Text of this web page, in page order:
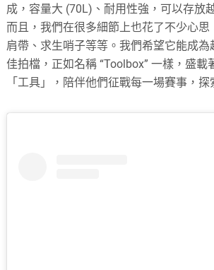
成，容量大 (70L)、耐用性強，可以存放
而且，我們在很多細節上也花了不少心思
肩帶、求生哨子等等。我們希望它能成為
佳拍檔，正如名稱 “Toolbox” 一樣，盛載
「工具」，陪伴他們征戰每一場賽事，探